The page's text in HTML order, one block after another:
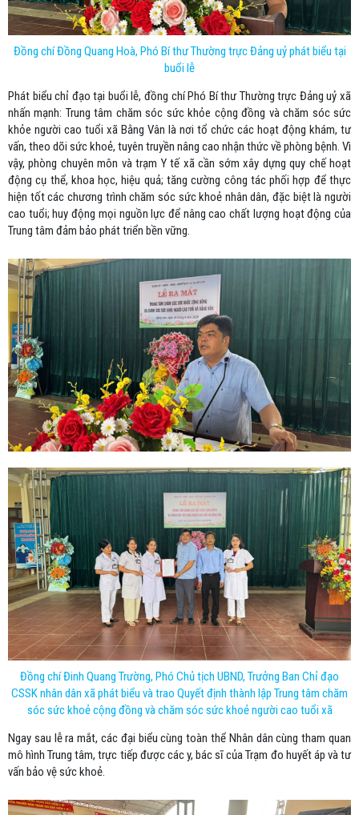
Đồng chí Đồng Quang Hoà, Phó Bí thư Thường trực Đảng uỷ phát biểu tại
buổi lễ
Phát biểu chỉ đạo tại buổi lễ, đồng chí Phó Bí thư Thường trực Đảng uỷ xã
nhấn mạnh: Trung tâm chăm sóc sức khỏe cộng đồng và chăm sóc sức
khỏe người cao tuổi xã Bằng Vân là nơi tổ chức các hoạt động khám, tư
vấn, theo dõi sức khoẻ, tuyên truyền nâng cao nhận thức về phòng bệnh. Vì
vậy, phòng chuyên môn và trạm Y tế xã cần sớm xây dựng quy chế hoạt
động cụ thể, khoa học, hiệu quả; tăng cường công tác phối hợp để thực
hiện tốt các chương trình chăm sóc sức khoẻ nhân dân, đặc biệt là người
cao tuổi; huy động mọi nguồn lực để nâng cao chất lượng hoạt động của
Trung tâm đảm bảo phát triển bền vững.
Đồng chí Đinh Quang Trường, Phó Chủ tịch UBND, Trưởng Ban Chỉ đạo
CSSK nhân dân xã phát biểu và trao Quyết định thành lập Trung tâm chăm
sóc sức khoẻ cộng đồng và chăm sóc sức khoẻ người cao tuổi xã
Ngay sau lễ ra mắt, các đại biểu cùng toàn thể Nhân dân cùng tham quan
mô hình Trung tâm, trực tiếp được các y, bác sĩ của Trạm đo huyết áp và tư
vấn bảo vệ sức khoẻ.